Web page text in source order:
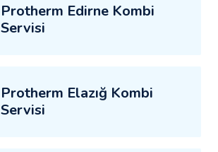
Protherm Edirne Kombi
Servisi
Protherm Elazığ Kombi
Servisi